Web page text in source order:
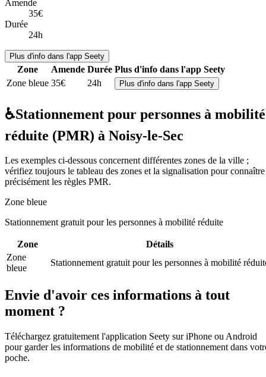
Amende
35€
Durée
24h
Plus d'info dans l'app Seety
Zone Amende Durée Plus d'info dans l'app Seety
Zone bleue 35€ 24h Plus d'info dans l'app Seety
♿Stationnement pour personnes à mobilité
réduite (PMR) à Noisy-le-Sec
Les exemples ci-dessous concernent différentes zones de la ville ;
vérifiez toujours le tableau des zones et la signalisation pour connaître
précisément les règles PMR.
Zone bleue
Stationnement gratuit pour les personnes à mobilité réduite
Zone
Détails
Zone
bleue
Stationnement gratuit pour les personnes à mobilité
Envie d'avoir ces informations à tout
moment ?
Téléchargez gratuitement l'application Seety sur iPhone ou Android
pour garder les informations de mobilité et de stationnement dans
poche.